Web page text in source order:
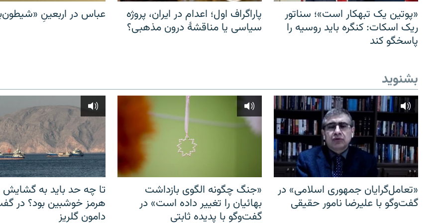
«پوتین یک تبهکار است»؛ سناتور
ریک اسکات: کنگره باید روسیه را
پاسخگو کند
پاراگراف اول؛ اعدام در ایران، پروژه
سیاسی یا مناقشهٔ درون مذهبی؟
عباس در اربعینِ
بشنوید
«تعامل‌گرایان جمهوری اسلامی» در
گفت‌وگو با علیرضا نامور حقیقی
«جنگ چگونه الگوی بازداشت
بهائیان را تغییر داده است» در
گفت‌وگو با پدیده ثابتی
تا چه حد باید به گشایش
هرمز خوشبین بود؟ در
دامون گلریز